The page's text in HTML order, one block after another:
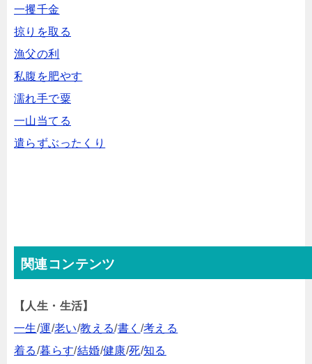
一攫千金
掠りを取る
漁父の利
私腹を肥やす
濡れ手で粟
一山当てる
遣らずぶったくり
関連コンテンツ
【人生・生活】
一生/運/老い/教える/書く /考える
着る/暮らす/結婚/健康/死/知る